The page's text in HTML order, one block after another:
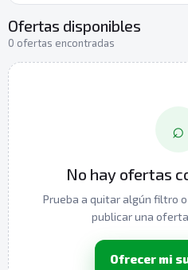
Ofertas disponibles
0 ofertas encontradas
⌕
No hay ofertas
Prueba a quitar algún filtro
publicar una
Ofrecer mi